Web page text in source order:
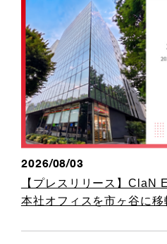
2026/08/03
【プレスリリース】ClaN
本社オフィスを市ヶ谷に移